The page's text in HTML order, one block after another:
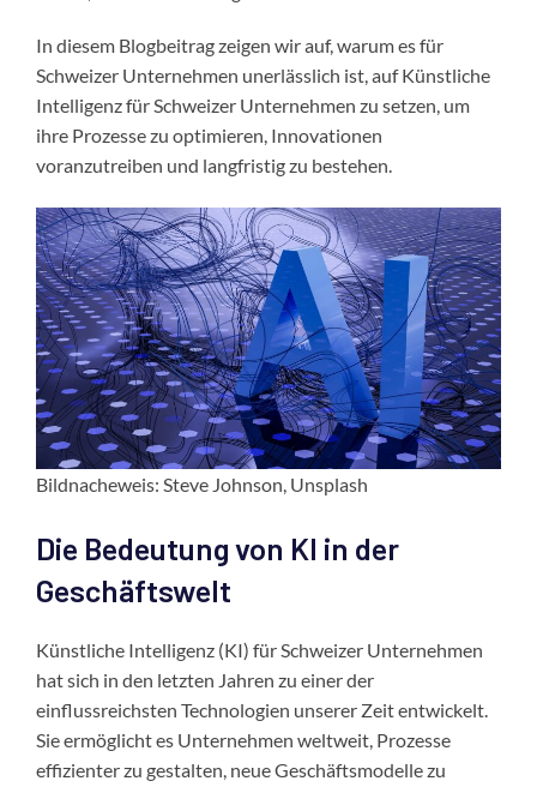
In diesem Blogbeitrag zeigen wir auf, warum es für
Schweizer Unternehmen unerlässlich ist, auf Künstliche
Intelligenz für Schweizer Unternehmen zu setzen, um
ihre Prozesse zu optimieren, Innovationen
voranzutreiben und langfristig zu bestehen.
Bildnacheweis: Steve Johnson, Unsplash
Die Bedeutung von KI in der
Geschäftswelt
Künstliche Intelligenz (KI) für Schweizer Unternehmen
hat sich in den letzten Jahren zu einer der
einflussreichsten Technologien unserer Zeit entwickelt.
Sie ermöglicht es Unternehmen weltweit, Prozesse
effizienter zu gestalten, neue Geschäftsmodelle zu